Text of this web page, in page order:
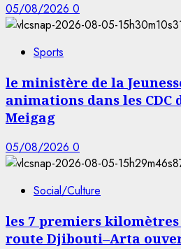
05/08/2026 0
Sports
le ministère de la
animations dans les CDC
Meigag
05/08/2026 0
Social/Culture
les 7 premiers
route Djibouti–Arta